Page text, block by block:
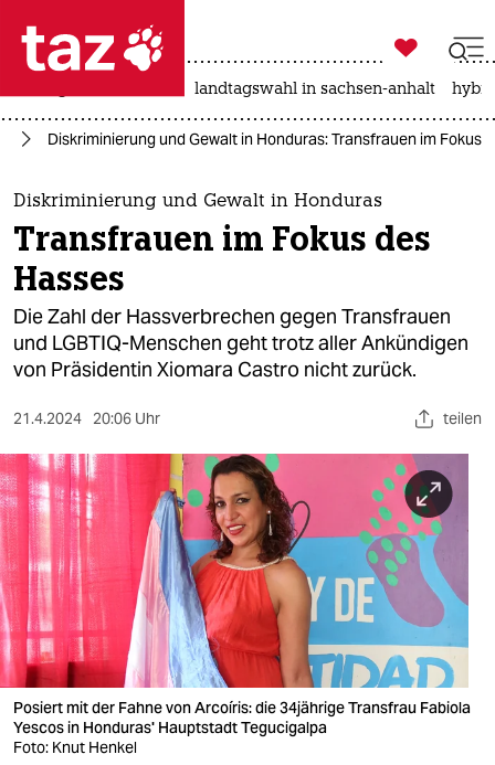
 taz zahl ich
taz zahl ich
themen
politik
öko
gesellschaft
sport
berlin
nord
wahrheit
verlag
verlag
veranstaltungen

taz zahl ich
landtagswahl in sachsen-anhalt
Diskriminierung und Gewalt in Honduras: Transfrauen im Fokus
Diskriminierung und Gewalt in Honduras
Transfrauen im Fokus des
Hasses
Die Zahl der Hassverbrechen gegen Transfrauen
und LGBTIQ-Menschen geht trotz aller Ankündigen
von Präsidentin Xiomara Castro nicht zurück.
21.4.2024 20:06 Uhr teilen
Posiert mit der Fahne von Arcoíris: die 34jährige Transfrau Fabiola
Yescos in Honduras' Hauptstadt Tegucigalpa
Foto: Knut Henkel